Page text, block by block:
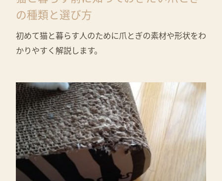
の種類と選び方
初めて猫と暮らす人のために爪とぎの素材や形状をわ
かりやすく解説します。